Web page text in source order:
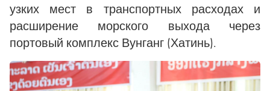
узких мест в транспортных расходах и
расширение морского выхода через
портовый комплекс Вунганг (Хатинь).